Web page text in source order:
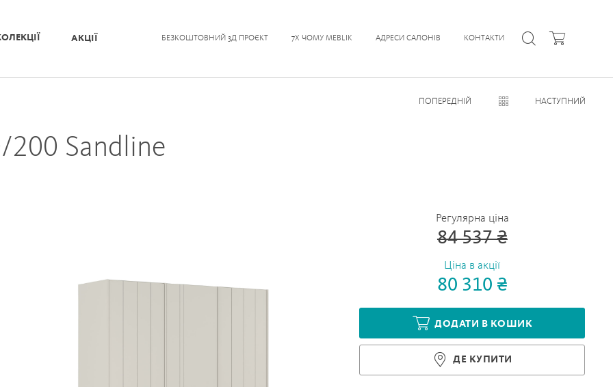
АКЦІЇ БЕЗКОШТОВНИЙ 3Д ПРОЄКТ 7Х ЧОМУ MEBLIK АДРЕСИ САЛОНІВ КОНТАКТИ
ПОПЕРЕДНІЙ НАСТУПНИЙ
Sandline
Регулярна ціна
84 537 ₴
Ціна в акції
80 310 ₴
ДОДАТИ В КОШИК
ДЕ КУПИТИ